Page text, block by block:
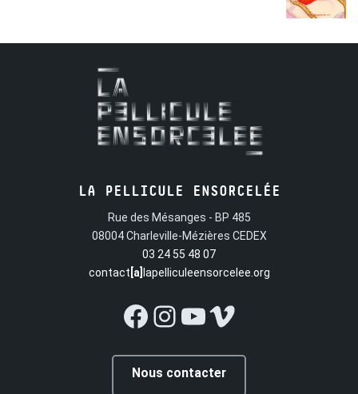
LA PELLICULE ENSORCELÉE
Rue des Mésanges - BP 485
08004 Charleville-Mézières CEDEX
03 24 55 48 07
contact [a] lapelliculeensorcelee.org
Facebook
Instagram
YouTube
Vimeo
Nous contacter